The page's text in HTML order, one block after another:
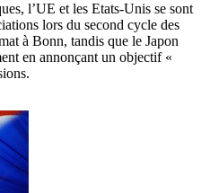
l’UE et les Etats-Unis se sont
lors du second cycle des
à Bonn, tandis que le Japon
en annonçant un objectif «